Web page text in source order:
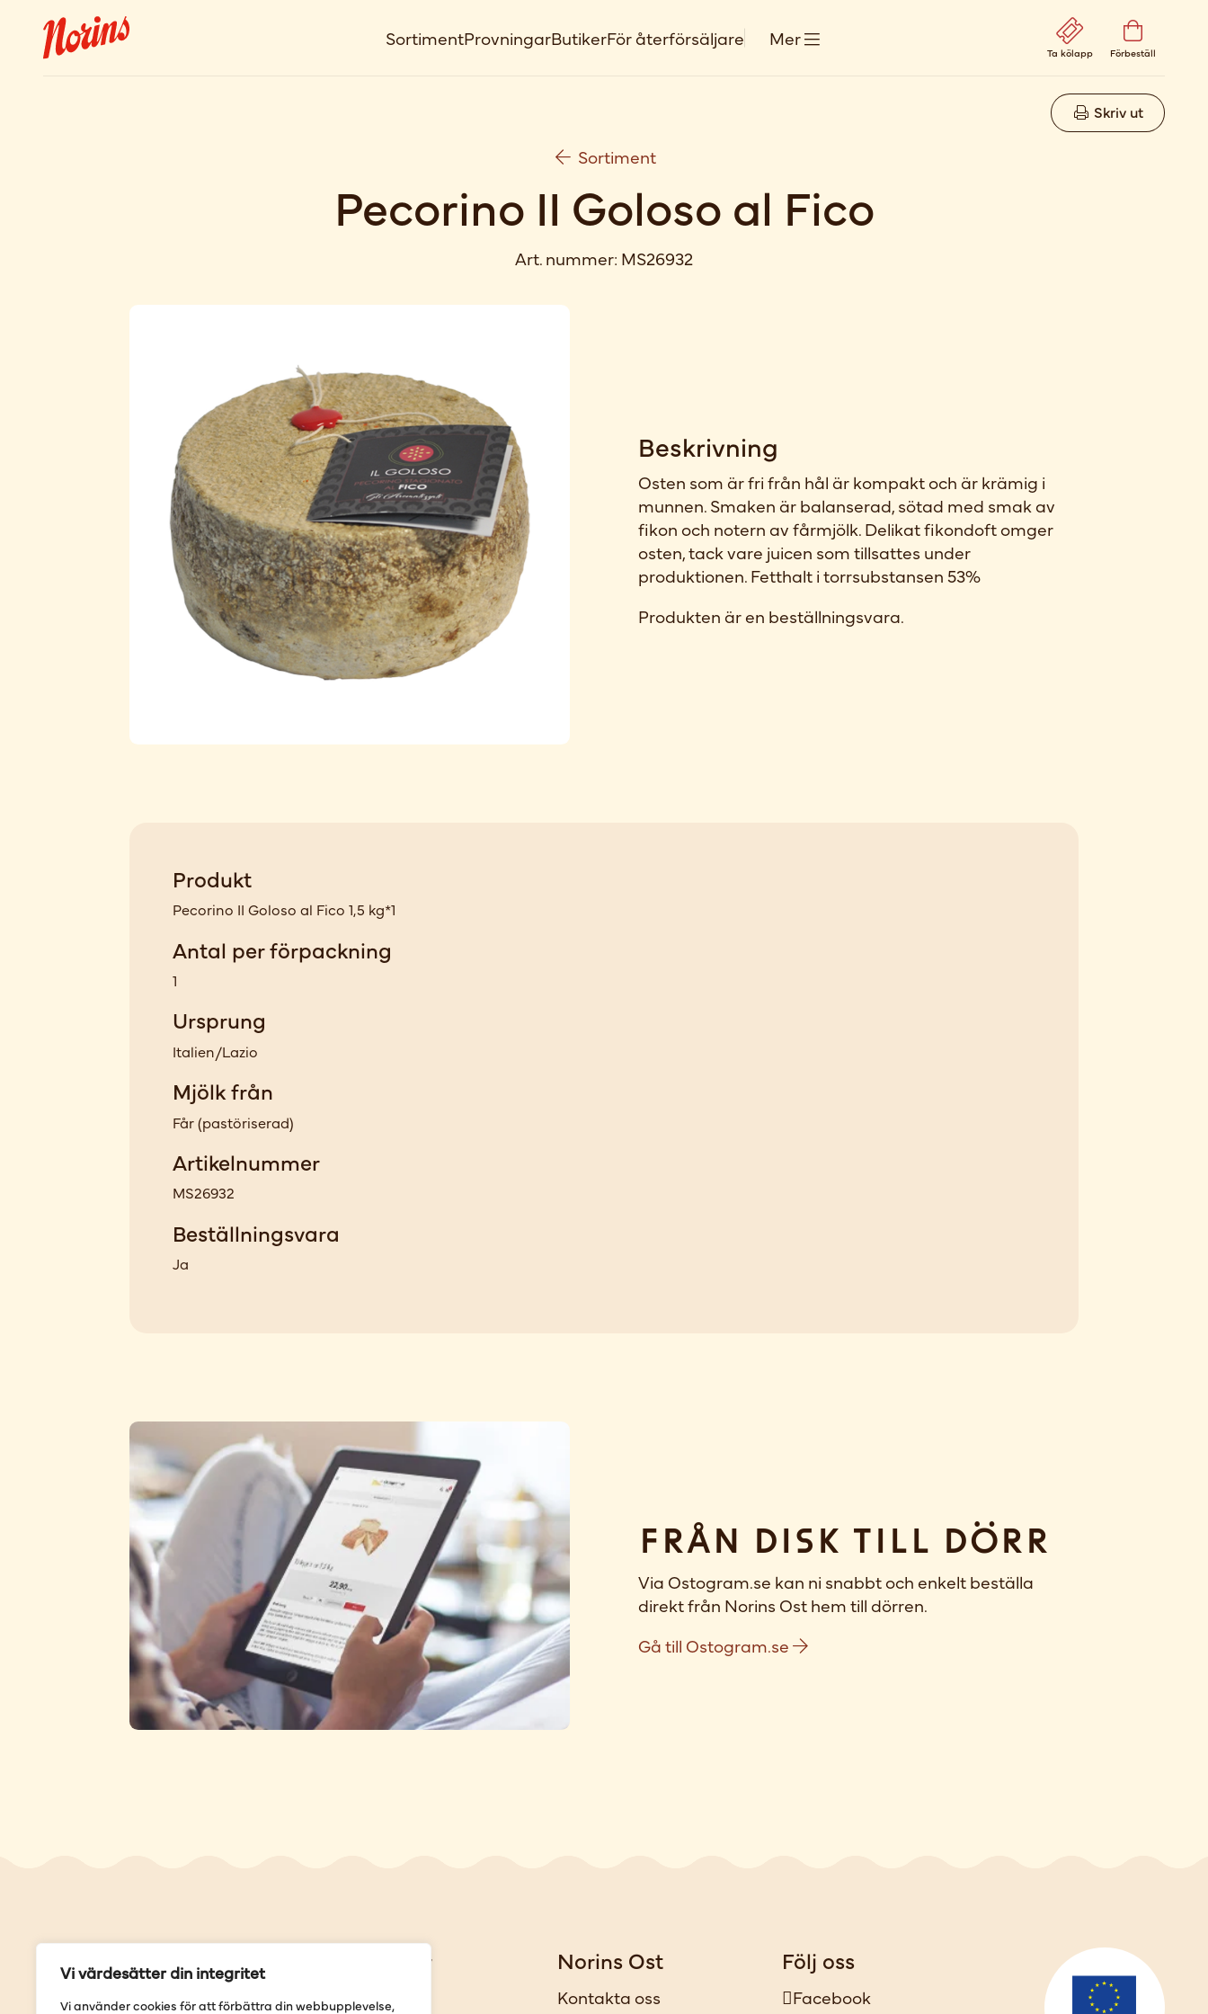
Vi värdesätter din integritet
Vi använder cookies för att förbättra din webbupplevelse,
SortimentProvningarButikerFör återförsäljare Mer
Ta kölapp Förbeställ
Skriv ut
Sortiment
Pecorino II Goloso al Fico
Art. nummer: MS26932
Beskrivning
Osten som är fri från hål är kompakt och är krämig i
munnen. Smaken är balanserad, sötad med smak av
fikon och notern av fårmjölk. Delikat fikondoft omger
osten, tack vare juicen som tillsattes under
produktionen. Fetthalt i torrsubstansen 53%
Produkten är en beställningsvara.
Produkt
Pecorino II Goloso al Fico 1,5 kg*1
Antal per förpackning
1
Ursprung
Italien/Lazio
Mjölk från
Får(pastöriserad)
Artikelnummer
MS26932
Beställningsvara
Ja
Från disk till dörr
Via Ostogram.se kan ni snabbt och enkelt beställa
direkt från Norins Ost hem till dörren.
Gå till Ostogram.se
Genvägar
Våra butiker
Norins Ost
Kontakta oss
Följ oss
Facebook